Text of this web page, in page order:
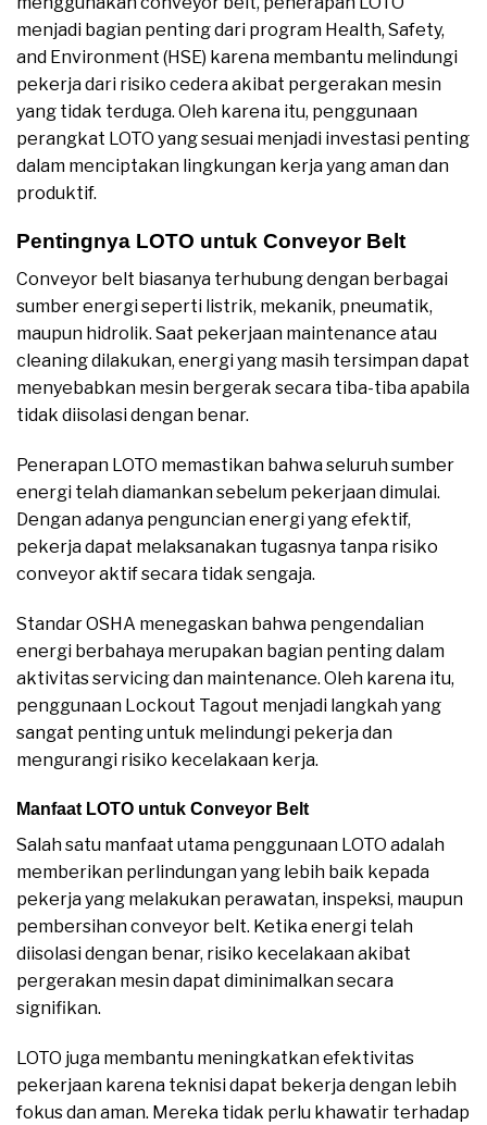
menjadi bagian penting dari program Health, Safety,
and Environment (HSE) karena membantu melindungi
pekerja dari risiko cedera akibat pergerakan mesin
yang tidak terduga. Oleh karena itu, penggunaan
perangkat LOTO yang sesuai menjadi investasi penting
dalam menciptakan lingkungan kerja yang aman dan
produktif.
Pentingnya LOTO untuk Conveyor Belt
Conveyor belt biasanya terhubung dengan berbagai
sumber energi seperti listrik, mekanik, pneumatik,
maupun hidrolik. Saat pekerjaan maintenance atau
cleaning dilakukan, energi yang masih tersimpan dapat
menyebabkan mesin bergerak secara tiba-tiba apabila
tidak diisolasi dengan benar.
Penerapan LOTO memastikan bahwa seluruh sumber
energi telah diamankan sebelum pekerjaan dimulai.
Dengan adanya penguncian energi yang efektif,
pekerja dapat melaksanakan tugasnya tanpa risiko
conveyor aktif secara tidak sengaja.
Standar OSHA menegaskan bahwa pengendalian
energi berbahaya merupakan bagian penting dalam
aktivitas servicing dan maintenance. Oleh karena itu,
penggunaan Lockout Tagout menjadi langkah yang
sangat penting untuk melindungi pekerja dan
mengurangi risiko kecelakaan kerja.
Manfaat LOTO untuk Conveyor Belt
Salah satu manfaat utama penggunaan LOTO adalah
memberikan perlindungan yang lebih baik kepada
pekerja yang melakukan perawatan, inspeksi, maupun
pembersihan conveyor belt. Ketika energi telah
diisolasi dengan benar, risiko kecelakaan akibat
pergerakan mesin dapat diminimalkan secara
signifikan.
LOTO juga membantu meningkatkan efektivitas
pekerjaan karena teknisi dapat bekerja dengan lebih
fokus dan aman. Mereka tidak perlu khawatir terhadap